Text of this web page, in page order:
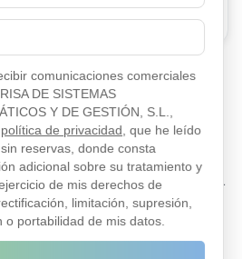
frente a
VMware, la comparación
propietario (vSphere + Aria
ofrece
pero con uncoste de
comunicaciones comerciales
DE SISTEMAS
Y DE GESTIÓN, S.L.,
política de privacidad , que he leído
reservas, donde consta
adicional sobre su tratamiento y
de mis derechos de
limitación, supresión,
o portabilidad de mis datos.